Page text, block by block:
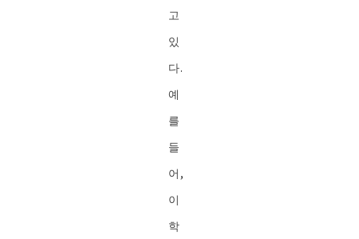
고
있
다.
예
를
들
어,
이
학